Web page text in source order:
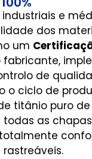
e
dos
um
fabricante,
de
o ciclo de
titânio puro
as